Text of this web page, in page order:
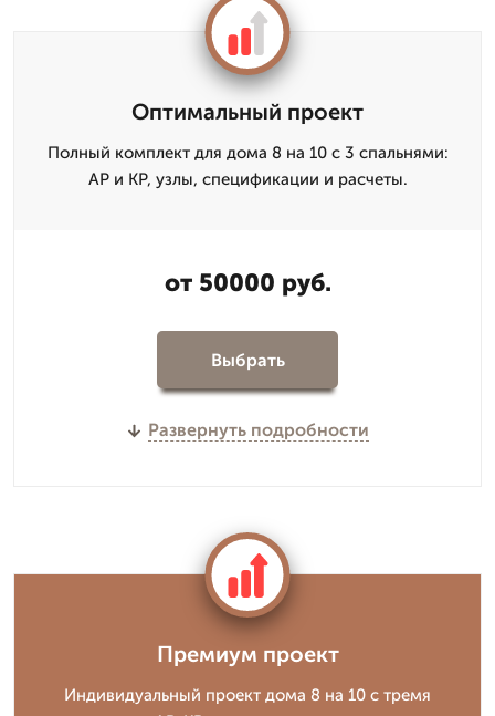
Оптимальный проект
Полный комплект для дома 8 на 10 с 3 спальнями:
АР и КР, узлы, спецификации и расчеты.
от 50000 руб.
Выбрать
Развернуть подробности
Премиум проект
Индивидуальный проект дома 8 на 10 с тремя